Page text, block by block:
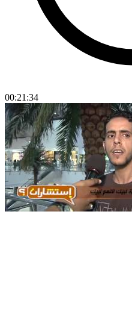
00:21:34